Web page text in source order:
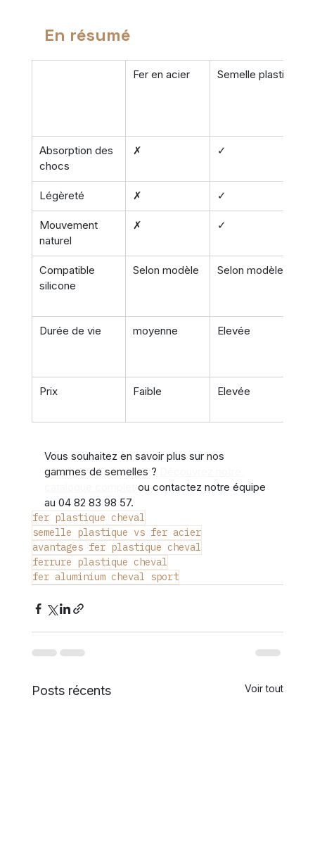
En résumé
Fer en acier Semelle plastique
Absorption des
chocs
✗ ✓
Légèreté ✗ ✓
Mouvement
naturel
✗ ✓
Compatible
silicone
Selon modèle Selon modèle
Durée de vie moyenne Elevée
Prix Faible Elevée
Vous souhaitez en savoir plus sur nos
gammes de semelles ?
ou contactez notre équipe
au 04 82 83 98 57.
fer plastique cheval
semelle plastique vs fer acier
avantages fer plastique cheval
ferrure plastique cheval
fer aluminium cheval sport
Posts récents Voir tout